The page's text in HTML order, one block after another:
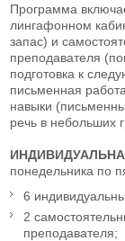
Программа
лингафонном
запас) и
преподавателя
подготовка к
письменная
навыки
речь в небольших
понедельника по
6
2
преподавателя;